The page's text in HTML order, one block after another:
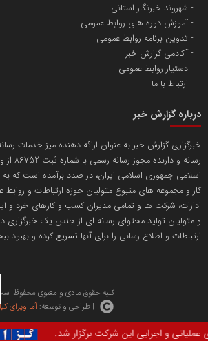
پایگاه اطلاع رسانی اعتلای نهادهای مردمی
پایگاه اطلاع رسانی دریا و نفت
تریبون
انتشار گسترده محتوا در رسانه گزارش خبر
مسعودصادقی
محمدعلی کرمعلی
شهروند خبرنگار استانی
آموزش دوره های روابط عمومی
تدوین برنامه روابط عمومی
آکادمی گزارش خبر
دستیار روابط عمومی
ارتباط با ما
درباره گزارش خبر
خبرگزاری گزارش خبر به عنوان ارائه دهنده میز خدمات
رسانه
اسلامی جمهوری اسلامی ایران، در صدد برآمده است که
کار و مجموعه های متبوع متولیان حوزه ارتباطات و روابط
ادارات، شرکت ها و تمامی مدیران کسب و کارهای خرد و
و متولیان تولید محتوای رسانه ای از جنس یک خبرگزاری
ارتباطات و اطلاع رسانی را برای آنها تسریع کرده و بهبود
کلیه حقوق مادی و معنوی محفوظ است.
| طراحی و توسعه: آما ویرای
شد.